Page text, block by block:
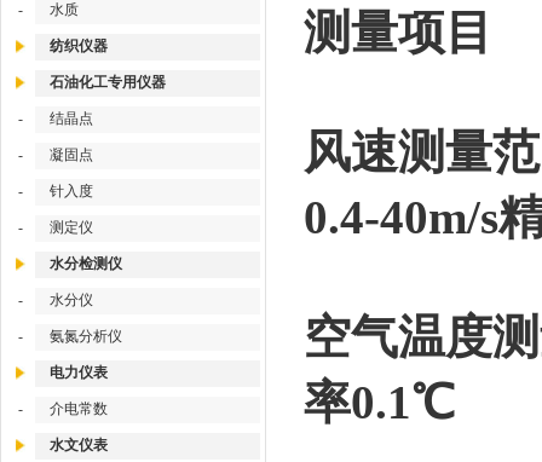
- 水质
纺织仪器
石油化工专用仪器
- 结晶点
- 凝固点
- 针入度
- 测定仪
水分检测仪
- 水分仪
- 氨氮分析仪
电力仪表
- 介电常数
水文仪表
测量项目
风速测量
0.4-40m/s
空气温度
率0.1℃